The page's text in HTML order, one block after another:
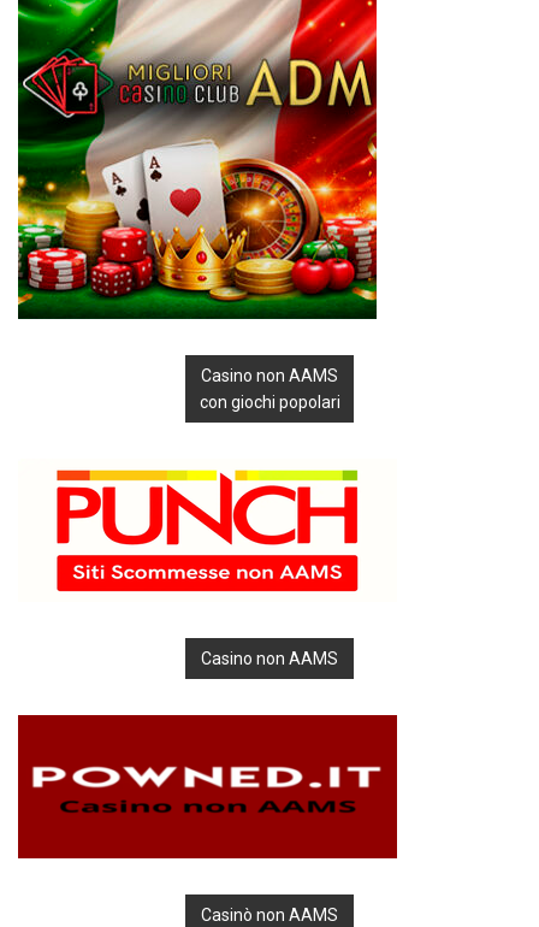
Casino non AAMS
con giochi popolari
Casino non AAMS
Casinò non AAMS